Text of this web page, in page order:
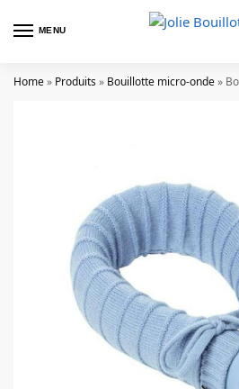
MENU
Home» Produits» Bouillotte micro-onde»